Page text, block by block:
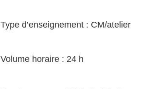
Type d’enseignement : CM/atelier
Volume horaire : 24 h